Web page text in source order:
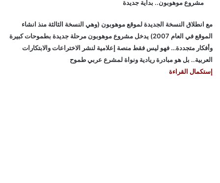
مشروع موهوبون.. بداية جديدة
مع انطلاق النسخة الجديدة لموقع موهوبون (وهي النسخة الثالثة منذ انشاء
الموقع في العام 2007) يدخل مشروع موهوبون مرحلة جديدة بطموحات كبيرة
وأفكار متجددة… فهو ليس فقط منصة إعلامية لنشر الاختراعات والابتكارات
العربية.. بل هو مبادرة ريادية ونواة لمشرع عربي طموح
إستكمال القراءة